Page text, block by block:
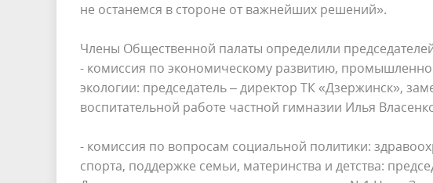
не останемся в стороне от важнейших решений».
Члены Общественной палаты определили
- комиссия по экономическому развитию,
экологии: председатель – директор ТК «Дзержинск»,
воспитательной работе частной гимназии Илья
- комиссия по вопросам социальной политики:
спорта, поддержке семьи, материнства и детства: